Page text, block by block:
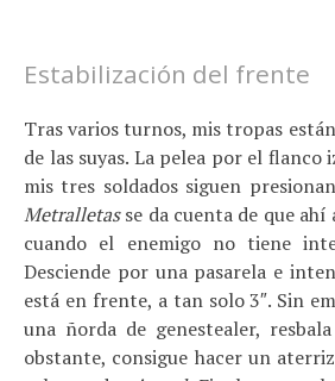
Estabilización del frente
Tras varios turnos, mis tropas
de las suyas. La pelea por el
mis tres soldados siguen
Metralletasse da cuenta de que
cuando el enemigo no tiene
Desciende por una pasarela e
está en frente, a tan solo 3″. Sin
una ñorda de genestealer,
obstante, consigue hacer un